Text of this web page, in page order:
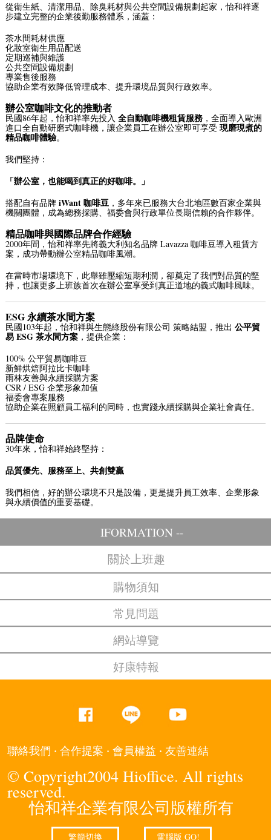
從衛生紙、清潔用品、除臭耗材與公共空間設備規劃起家，怡和祥逐
步建立完整的企業後勤服務體系，涵蓋：
茶水間耗材供應
化妝室衛生用品配送
定期巡補與維護
公共空間設備規劃
專業售後服務
協助企業有效降低管理成本、提升環境品質與行政效率。
辦公室咖啡文化的推動者
民國86年起，怡和祥率先投入 全自動咖啡機租賃服務，全面導入歐洲
進口全自動研磨式咖啡機，讓企業員工在辦公室即可享受 現磨現煮的
精品咖啡體驗。
我們堅持：
「辦公室，也能喝到真正的好咖啡。」
搭配自有品牌 iWant 咖啡豆，多年來已服務大台北地區數百家企業與
機關團體，成為總務採購、福委會與行政單位長期信賴的合作夥伴。
精品咖啡與國際品牌合作經驗
2000年間，怡和祥率先將義大利知名品牌 Lavazza咖啡豆導入租賃方
案，成功帶動辦公室精品咖啡風潮。
在當時市場環境下，此舉雖壓縮短期利潤，卻奠定了我們對品質的堅
持，也讓更多上班族首次在辦公室享受到真正道地的義式咖啡風味。
ESG 永續茶水間方案
民國103年起，怡和祥與生態綠股份有限公司 策略結盟，推出 公平貿
易 ESG 茶水間方案，提供企業：
100% 公平貿易咖啡豆
新鮮烘焙阿拉比卡咖啡
雨林友善與永續採購方案
CSR / ESG 企業形象加值
福委會專案服務
協助企業在照顧員工福利的同時，也實踐永續採購與企業社會責任。
品牌使命
30年來，怡和祥始終堅持：
品質優先、服務至上、共創雙贏
我們相信，好的辦公環境不只是設備，更是提升員工效率、企業形象
與永續價值的重要基礎。
IFORMATION --
關於上班趣
購物須知
常見問題
網站導覽
好康特報
聯絡我們 ‧ 合作提案 ‧ 會員權益 ‧ 友善連結
© Copyright2004 Hioffice. All rights
reserved.
怡和祥企業有限公司版權所有
繁簡切換 電腦版 GO!